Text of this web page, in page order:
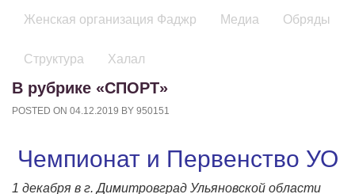
Женская организация Фаджр Медиа Обряды
Структура Халал
В рубрике «СПОРТ»
POSTED ON 04.12.2019 BY 950151
Чемпионат и Первенство УО
1 декабря в г. Димитровград Ульяновской области